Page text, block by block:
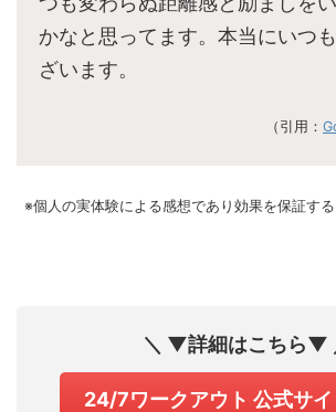
かなと思ってます。本当にいつ
ざいます。
（引用：
※個人の実体験による感想であり効果を保証する
＼ ▼詳細はこちら▼
24/7ワークアウト 公式サ